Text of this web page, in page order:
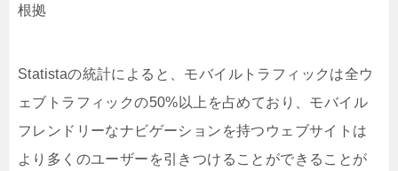
根拠
Statistaの統計によると、モバイルトラフィックは全ウ
ェブトラフィックの50%以上を占めており、モバイル
フレンドリーなナビゲーションを持つウェブサイトは
より多くのユーザーを引きつけることができることが